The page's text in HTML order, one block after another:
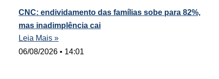
CNC: endividamento das famílias sobe para 82%,
mas inadimplência cai
Leia Mais »
06/08/2026
14:01